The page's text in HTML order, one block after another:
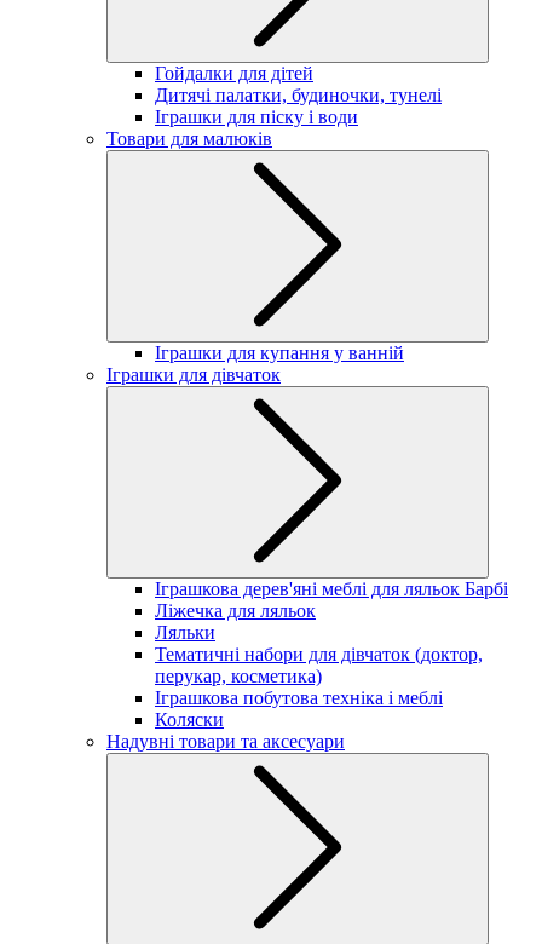
Гойдалки для дітей
Дитячі палатки, будиночки, тунелі
Іграшки для піску і води
Товари для малюків
Іграшки для купання у ванній
Іграшки для дівчаток
Іграшкова дерев'яні меблі для ляльок Барбі
Ліжечка для ляльок
Ляльки
Тематичні набори для дівчаток (доктор,
перукар, косметика)
Іграшкова побутова техніка і меблі
Коляски
Надувні товари та аксесуари